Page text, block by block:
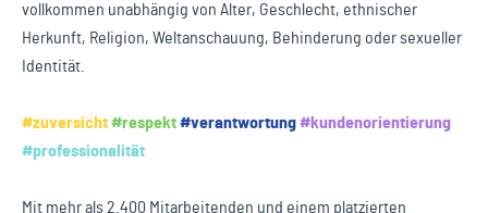
vollkommen unabhängig von Alter, Geschlecht, ethnischer
Herkunft, Religion, Weltanschauung, Behinderung oder sexueller
Identität.
#zuversicht#respekt#verantwortung#kundenorientierung
#professionalität
Mit mehr als 2.400 Mitarbeitenden und einem platzierten